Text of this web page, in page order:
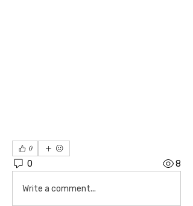
0
0 8
Write a comment...